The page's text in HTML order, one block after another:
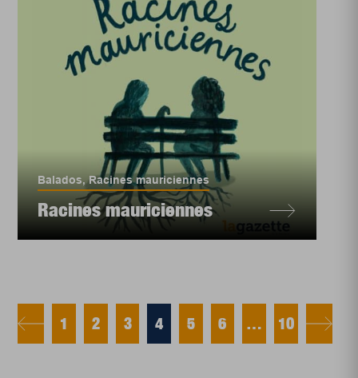
Balados,Racines mauriciennes
Racines mauriciennes
1 2 3 4 5 6 … 10